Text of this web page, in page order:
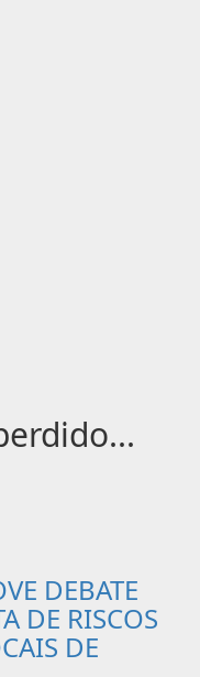
DEBATE
DE RISCOS
DE